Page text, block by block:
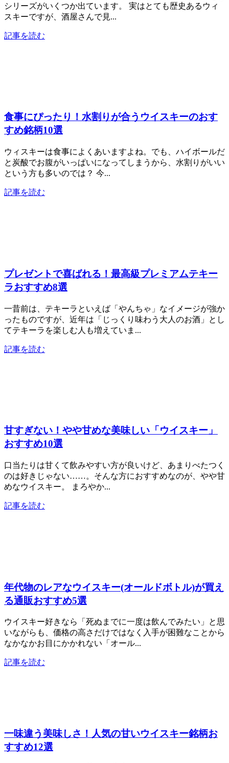
シリーズがいくつか出ています。 実はとても歴史あるウィ
スキーですが、酒屋さんで見...
記事を読む
食事にぴったり！水割りが合うウイスキーのおす
すめ銘柄10選
ウィスキーは食事によくあいますよね。でも、ハイボールだ
と炭酸でお腹がいっぱいになってしまうから、水割りがいい
という方も多いのでは？ 今...
記事を読む
プレゼントで喜ばれる！最高級プレミアムテキー
ラおすすめ8選
一昔前は、テキーラといえば「やんちゃ」なイメージが強か
ったものですが、近年は「じっくり味わう大人のお酒」とし
てテキーラを楽しむ人も増えていま...
記事を読む
甘すぎない！やや甘めな美味しい「ウイスキー」
おすすめ10選
口当たりは甘くて飲みやすい方が良いけど、あまりべたつく
のは好きじゃない……。そんな方におすすめなのが、やや甘
めなウイスキー。 まろやか...
記事を読む
年代物のレアなウイスキー(オールドボトル)が買え
る通販おすすめ5選
ウイスキー好きなら「死ぬまでに一度は飲んでみたい」と思
いながらも、価格の高さだけではなく入手が困難なことから
なかなかお目にかかれない「オール...
記事を読む
一味違う美味しさ！人気の甘いウイスキー銘柄お
すすめ12選